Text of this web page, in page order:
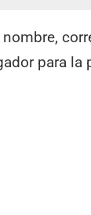
nombre,
para la